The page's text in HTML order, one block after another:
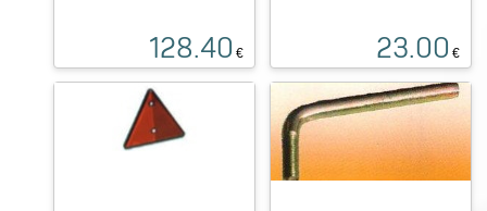
128.40 € 23.00 €